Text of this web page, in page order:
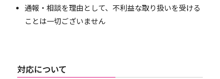
通報・相談を理由として、不利益な取り扱いを受ける
ことは一切ございません
対応について